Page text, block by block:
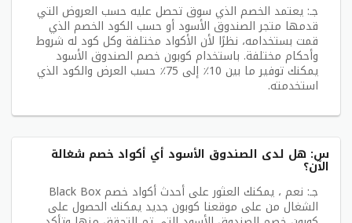
جـ: يعتمد الخصم الذي سوق تحصل عليه حسب العروض التي
قدمها متجر الصندوق الأسود أو حسب الكود الخصم الذي
قمت بستخدامه، نظرًا لأن الأكواد مختلفة وكل كود له شروط
وأحكام مختلفة. باستخدام كوبون خصم الصندوق الأسود
يمكنك توفير ما بين 10٪ إلى 75٪ حسب العرض والكود الذي
استخدمته.
س: هل لدى الصندوق الأسود أي أكواد خصم شغالة
الآن؟
جـ: نعم ، يمكنك العثور على أحدث أكواد خصم Black Box
الشغال من على موقعنا كوبون جديد يمكنك الحصول على